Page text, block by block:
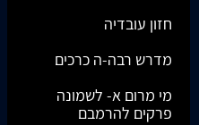
חזון עובדיה
מדרש רבה-ה כרכים
מי מרום א- לשמונה
פרקים להרמבם